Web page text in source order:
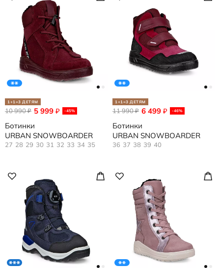
1+1=3 ДЕТЯМ
5 999 ₽ -45%
10 990₽
Ботинки
URBAN SNOWBOARDER
27 28 29 30 31 32 33 34 35
1+1=3 ДЕТЯМ
6 499 ₽ -46%
11 990₽
Ботинки
URBAN SNOWBOARDER
36 37 38 39 40